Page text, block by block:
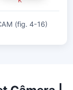
(fig. 4-16)